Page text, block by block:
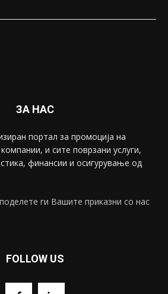
ЗА НАС
портал за промоција на
и сите поврзани услуги,
финансии и осигурување од
ги Вашите приказни со нас
FOLLOW US